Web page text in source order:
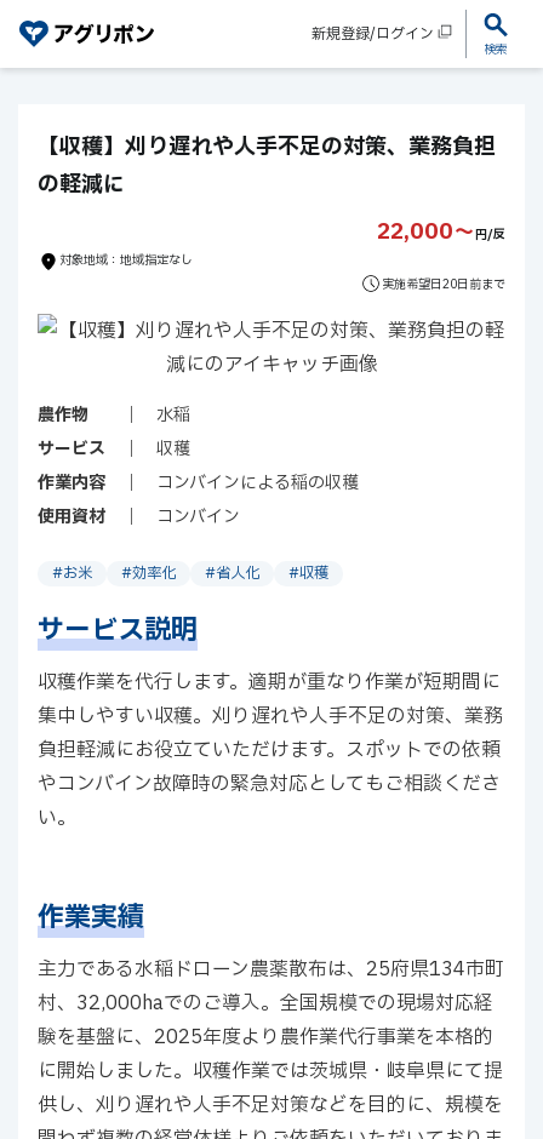
新規登録/ログイン
検索
【収穫】刈り遅れや人手不足の対策、業務負担
の軽減に
22,000〜円/反
対象地域：地域指定なし
実施希望日20日前まで
農作物
水稲
サービス
収穫
作業内容
コンバインによる稲の収穫
使用資材
コンバイン
#お米 #効率化 #省人化 #収穫
サービス説明
収穫作業を代行します。適期が重なり作業が短期間に
集中しやすい収穫。刈り遅れや人手不足の対策、業務
負担軽減にお役立ていただけます。スポットでの依頼
やコンバイン故障時の緊急対応としてもご相談くださ
い。
作業実績
主力である水稲ドローン農薬散布は、25府県134市町
村、32,000haでのご導入。全国規模での現場対応経
験を基盤に、2025年度より農作業代行事業を本格的
に開始しました。収穫作業では茨城県・岐阜県にて提
供し、刈り遅れや人手不足対策などを目的に、規模を